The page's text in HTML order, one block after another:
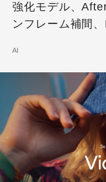
強化モデル、
ンフレーム補間
AI